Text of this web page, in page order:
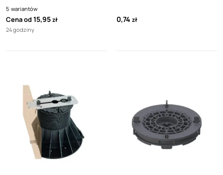
adapterem
5 wariantów
Cena od15,95zł
24 godziny
0,74 zł